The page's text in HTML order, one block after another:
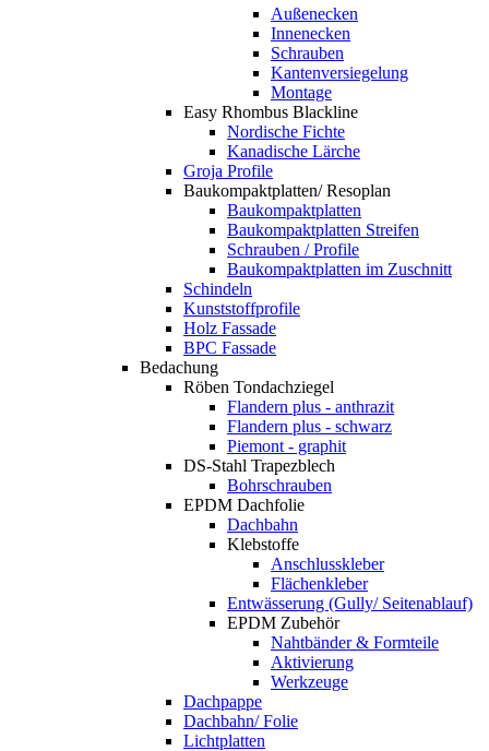
Außenecken
Innenecken
Schrauben
Kantenversiegelung
Montage
Easy Rhombus Blackline
Nordische Fichte
Kanadische Lärche
Groja Profile
Baukompaktplatten/ Resoplan
Baukompaktplatten
Baukompaktplatten Streifen
Schrauben / Profile
Baukompaktplatten im Zuschnitt
Schindeln
Kunststoffprofile
Holz Fassade
BPC Fassade
Bedachung
Röben Tondachziegel
Flandern plus - anthrazit
Flandern plus - schwarz
Piemont - graphit
DS-Stahl Trapezblech
Bohrschrauben
EPDM Dachfolie
Dachbahn
Klebstoffe
Anschlusskleber
Flächenkleber
Entwässerung (Gully/ Seitenablauf)
EPDM Zubehör
Nahtbänder & Formteile
Aktivierung
Werkzeuge
Dachpappe
Dachbahn/ Folie
Lichtplatten